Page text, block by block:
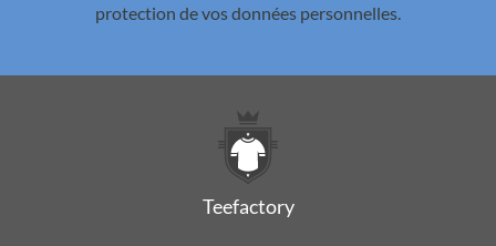
protection de vos données personnelles.
Teefactory